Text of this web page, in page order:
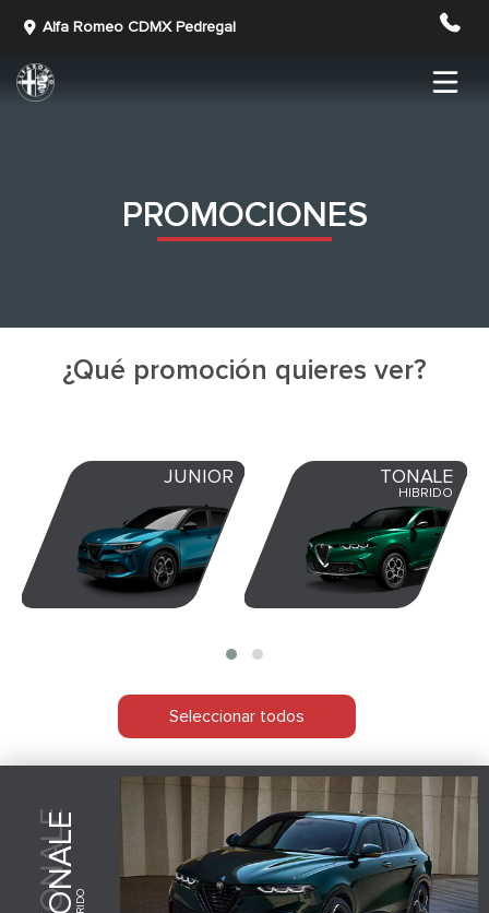
Alfa Romeo CDMX Pedregal
PROMOCIONES
¿Qué promoción quieres ver?
JUNIOR TONALE
HIBRIDO
Seleccionar todos
TONALE
TONALE